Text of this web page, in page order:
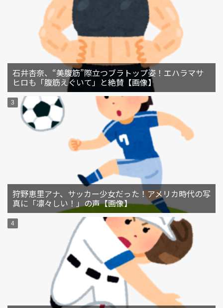
石井杏奈、“美腹筋”際立つブラトップ姿！エハラマサ
ヒロも「腹筋えぐいて」と絶賛【画像】
狩野恵里アナ、サッカー少女だった！アメリカ時代の写
真に「凛々しい！」の声【画像】